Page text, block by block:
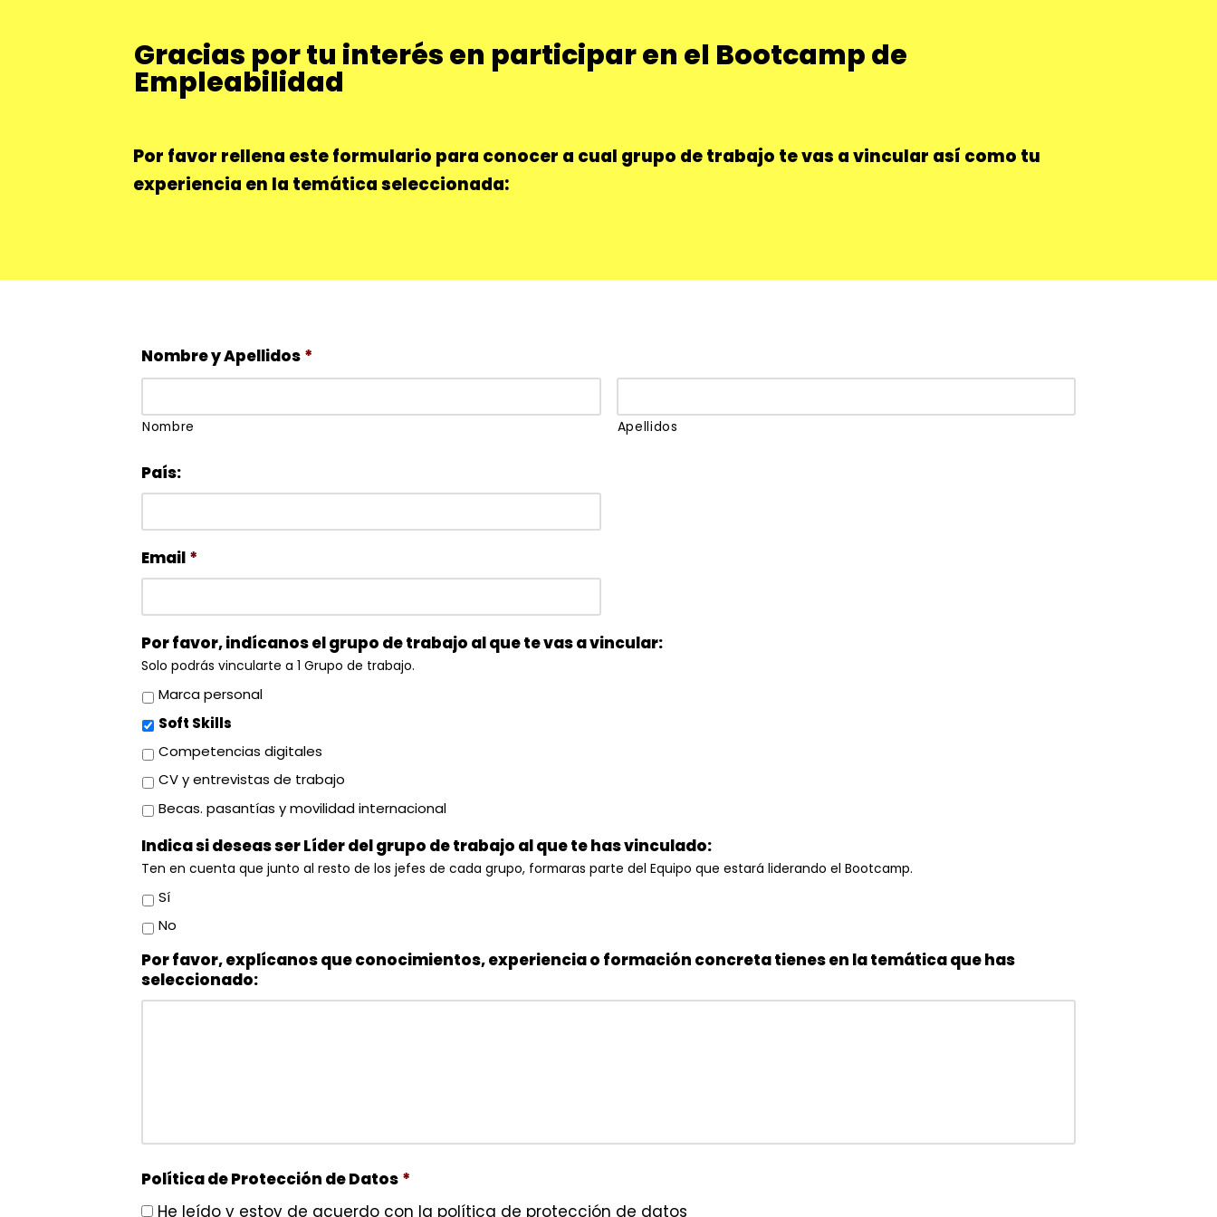
Gracias por tu interés en participar en el Bootcamp de
Empleabilidad
Por favor rellena este formulario para conocer a cual grupo de trabajo te vas a vincular así como tu
experiencia en la temática seleccionada:
Nombre y Apellidos *
Nombre Apellidos
País:
Email *
Por favor, indícanos el grupo de trabajo al que te vas a vincular:
Solo podrás vincularte a 1 Grupo de trabajo.
Marca personal
Soft Skills
Competencias digitales
CV y entrevistas de trabajo
Becas. pasantías y movilidad internacional
Indica si deseas ser Líder del grupo de trabajo al que te has vinculado:
Ten en cuenta que junto al resto de los jefes de cada grupo, formaras parte del Equipo que estará liderando el Bootcamp.
Sí
No
Por favor, explícanos que conocimientos, experiencia o formación concreta tienes en la temática que has
seleccionado:
Política de Protección de Datos *
He leído y estoy de acuerdo con la política de protección de datos